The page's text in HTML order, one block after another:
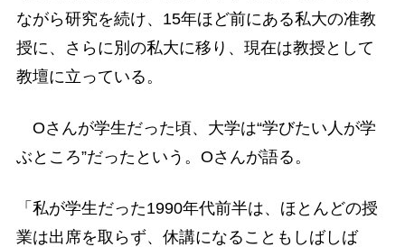
ながら研究を続け、15年ほど前にある私大の准教
授に、さらに別の私大に移り、現在は教授として
教壇に立っている。
Oさんが学生だった頃、大学は“学びたい人が学
ぶところ”だったという。Oさんが語る。
「私が学生だった1990年代前半は、ほとんどの授
業は出席を取らず、休講になることもしばしば